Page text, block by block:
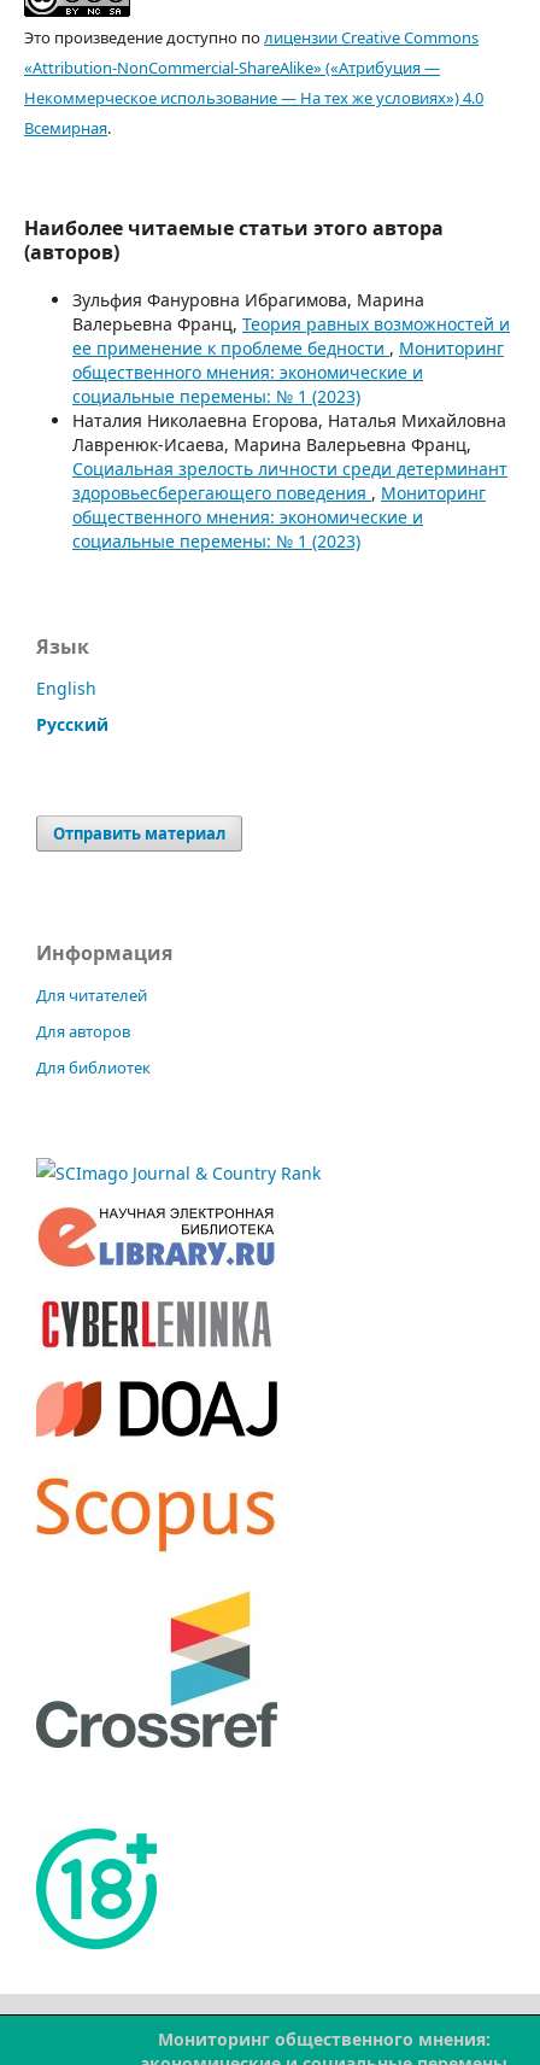
Это произведение доступно полицензии Creative Commons
«Attribution-NonCommercial-ShareAlike» («Атрибуция —
Некоммерческое использование — На тех же условиях») 4.0
Всемирная.
Наиболее читаемые статьи этого автора
(авторов)
Зульфия Фануровна Ибрагимова, Марина
Валерьевна Франц, Теория равных возможностей и
ее применение к проблеме бедности , Мониторинг
общественного мнения: экономические и
социальные перемены: № 1 (2023)
Наталия Николаевна Егорова, Наталья Михайловна
Лавренюк-Исаева, Марина Валерьевна Франц,
Социальная зрелость личности среди детерминант
здоровьесберегающего поведения , Мониторинг
общественного мнения: экономические и
социальные перемены: № 1 (2023)
Язык
English
Русский
Отправить материал
Информация
Для читателей
Для авторов
Для библиотек
Мониторинг общественного мнения: